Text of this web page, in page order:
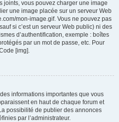
joints, vous pouvez charger une image
une image placée sur un serveur Web
mon-image.gif. Vous ne pouvez pas
si c’est un serveur Web public) ni des
d’authentification, exemple : boîtes
par un mot de passe, etc. Pour
[img].
informations importantes que vous
en haut de chaque forum et
possibilité de publier des annonces
par l’administrateur.